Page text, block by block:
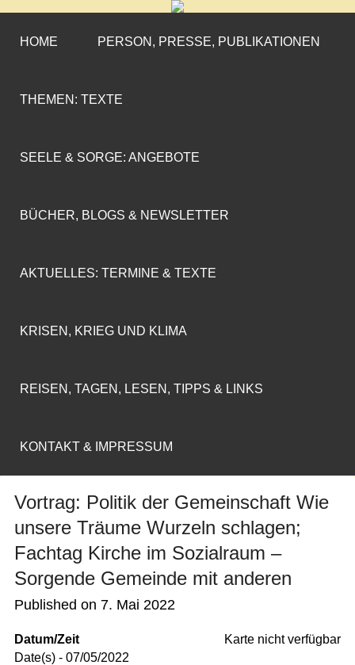
CORNELIA COENEN-
MARX
»ENGAGEMENT MIT PROFIL«
HOME PERSON, PRESSE, PUBLIKATIONEN
THEMEN: TEXTE
SEELE & SORGE: ANGEBOTE
BÜCHER, BLOGS & NEWSLETTER
AKTUELLES: TERMINE & TEXTE
KRISEN, KRIEG UND KLIMA
REISEN, TAGEN, LESEN, TIPPS & LINKS
KONTAKT & IMPRESSUM
Vortrag: Politik der Gemeinschaft Wie
unsere Träume Wurzeln schlagen;
Fachtag Kirche im Sozialraum –
Sorgende Gemeinde mit anderen
Published on 7. Mai 2022
Karte nicht verfügbar
Datum/Zeit
Date(s) - 07/05/2022